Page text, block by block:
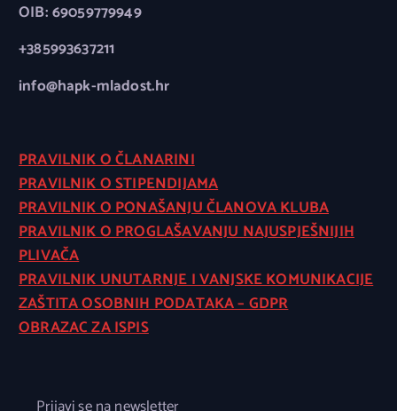
OIB: 69059779949
+385993637211
info@hapk-mladost.hr
PRAVILNIK O ČLANARINI
PRAVILNIK O STIPENDIJAMA
PRAVILNIK O PONAŠANJU ČLANOVA KLUBA
PRAVILNIK O PROGLAŠAVANJU NAJUSPJEŠNIJIH
PLIVAČA
PRAVILNIK UNUTARNJE I VANJSKE KOMUNIKACIJE
ZAŠTITA OSOBNIH PODATAKA – GDPR
OBRAZAC ZA ISPIS